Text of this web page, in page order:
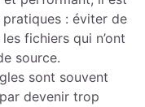
: éviter de
fichiers qui n’ont
source.
sont souvent
devenir trop